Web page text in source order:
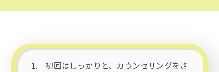
1. 初回はしっかりと、カウンセリングをさ